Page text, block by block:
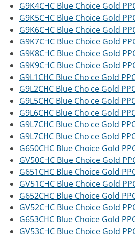
G9K4CHC Blue Choice Gold
G9K5CHC Blue Choice Gold
G9K6CHC Blue Choice Gold
G9K7CHC Blue Choice Gold
G9K8CHC Blue Choice Gold
G9K9CHC Blue Choice Gold
G9L1CHC Blue Choice Gold
G9L2CHC Blue Choice Gold
G9L5CHC Blue Choice Gold
G9L6CHC Blue Choice Gold
G9L7CHC Blue Choice Gold
G9L7CHC Blue Choice Gold
G650CHC Blue Choice Gold
GV50CHC Blue Choice Gold
G651CHC Blue Choice Gold
GV51CHC Blue Choice Gold
G652CHC Blue Choice Gold
GV52CHC Blue Choice Gold
G653CHC Blue Choice Gold
GV53CHC Blue Choice Gold